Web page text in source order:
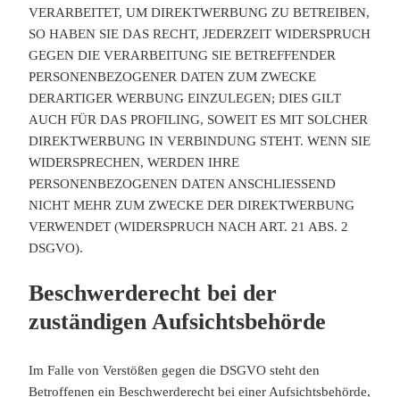
VERARBEITET, UM DIREKTWERBUNG ZU BETREIBEN,
SO HABEN SIE DAS RECHT, JEDERZEIT WIDERSPRUCH
GEGEN DIE VERARBEITUNG SIE BETREFFENDER
PERSONENBEZOGENER DATEN ZUM ZWECKE
DERARTIGER WERBUNG EINZULEGEN; DIES GILT
AUCH FÜR DAS PROFILING, SOWEIT ES MIT SOLCHER
DIREKTWERBUNG IN VERBINDUNG STEHT. WENN SIE
WIDERSPRECHEN, WERDEN IHRE
PERSONENBEZOGENEN DATEN ANSCHLIESSEND
NICHT MEHR ZUM ZWECKE DER DIREKTWERBUNG
VERWENDET (WIDERSPRUCH NACH ART. 21 ABS. 2
DSGVO).
Beschwerde­recht bei der
zuständigen Aufsichts­behörde
Im Falle von Verstößen gegen die DSGVO steht den
Betroffenen ein Beschwerderecht bei einer Aufsichtsbehörde,